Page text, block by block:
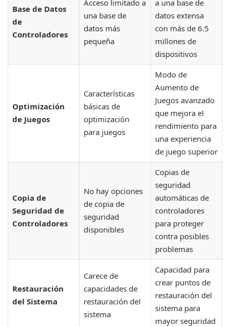
Base de Datos
de
Controladores
Acceso limitado a
una base de
datos más
pequeña
a una base de
datos extensa
con más de 6.5
millones de
dispositivos
Optimización
de Juegos
Características
básicas de
optimización
para juegos
Modo de
Aumento de
Juegos avanzado
que mejora el
rendimiento para
una experiencia
de juego superior
Copia de
Seguridad de
Controladores
No hay opciones
de copia de
seguridad
disponibles
Copias de
seguridad
automáticas de
controladores
para proteger
contra posibles
problemas
Restauración
del Sistema
Carece de
capacidades de
restauración del
sistema
Capacidad para
crear puntos de
restauración del
sistema para
mayor seguridad